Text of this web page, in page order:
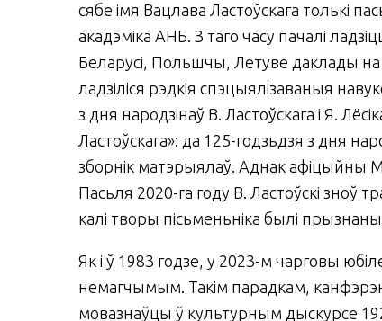
сябе імя Вацлава Ластоўскага толькі
акадэміка АНБ. З таго часу пачалі
Беларусі, Польшчы, Летуве даклады на
ладзіліся рэдкія спэцыялізаваныя
з дня народзінаў В. Ластоўскага і Я.
Ластоўскага»: да 125-годзьдзя з дня
зборнік матэрыялаў. Аднак афіцыйны
Пасьля 2020-га году В. Ластоўскі зноў
калі творы пісьменьніка былі
Як і ў 1983 годзе, у 2023-м чарговы
немагчымым. Такім парадкам,
мовазнаўцы ў культурным дыскурсе